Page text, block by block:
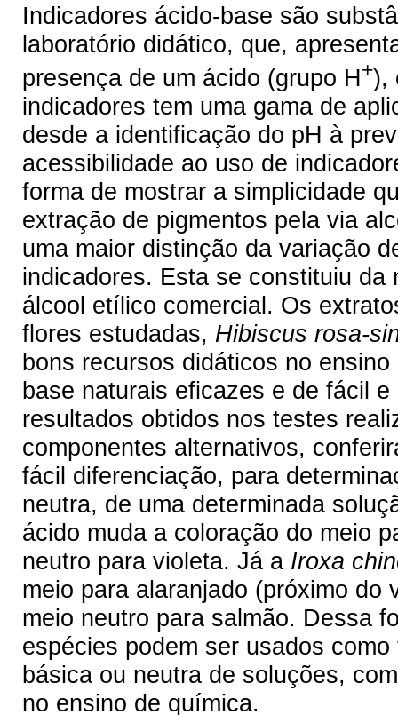
Indicadores ácido-base são
laboratório didático, que,
presença de um ácido (grupo H+),
indicadores tem uma gama de
desde a identificação do pH à
acessibilidade ao uso de
forma de mostrar a simplicidade
extração de pigmentos pela via
uma maior distinção da variação
indicadores. Esta se constituiu
álcool etílico comercial. Os
flores estudadas, Hibiscus rosa-
bons recursos didáticos no
base naturais eficazes e de fácil
resultados obtidos nos testes
componentes alternativos,
fácil diferenciação, para
neutra, de uma determinada
ácido muda a coloração do meio
neutro para violeta. Já a Iroxa
meio para alaranjado (próximo do
meio neutro para salmão. Dessa
espécies podem ser usados
básica ou neutra de soluções,
no ensino de química.